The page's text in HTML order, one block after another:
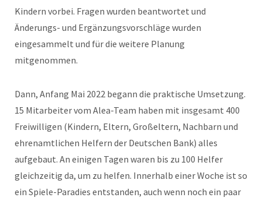
Kindern vorbei. Fragen wurden beantwortet und
Änderungs- und Ergänzungsvorschläge wurden
eingesammelt und für die weitere Planung
mitgenommen.
Dann, Anfang Mai 2022 begann die praktische Umsetzung.
15 Mitarbeiter vom Alea-Team haben mit insgesamt 400
Freiwilligen (Kindern, Eltern, Großeltern, Nachbarn und
ehrenamtlichen Helfern der Deutschen Bank) alles
aufgebaut. An einigen Tagen waren bis zu 100 Helfer
gleichzeitig da, um zu helfen. Innerhalb einer Woche ist so
ein Spiele-Paradies entstanden, auch wenn noch ein paar